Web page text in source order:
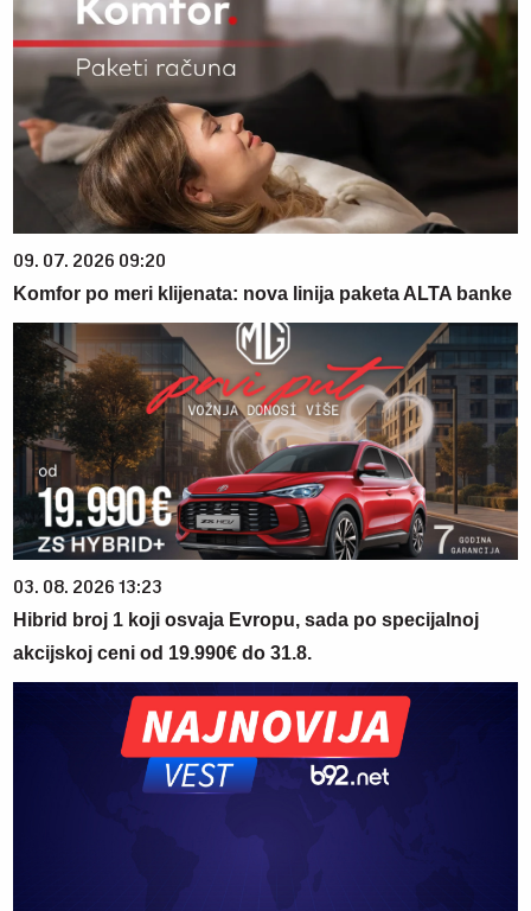
09. 07. 2026 09:20
Komfor po meri klijenata: nova linija paketa ALTA banke
03. 08. 2026 13:23
Hibrid broj 1 koji osvaja Evropu, sada po specijalnoj
akcijskoj ceni od 19.990€ do 31.8.